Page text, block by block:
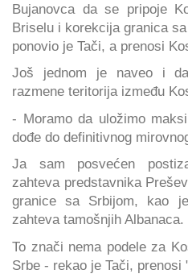
Bujanovca da se pripoje
Briselu i korekcija granica
ponovio je Tači, a prenosi
Još jednom je naveo i
razmene teritorija između
- Moramo da uložimo
dođe do definitivnog
Ja sam posvećen
zahteva predstavnika
granice sa Srbijom, kao
zahteva tamošnjih Albanaca.
To znači nema podele za
Srbe - rekao je Tači, prenosi